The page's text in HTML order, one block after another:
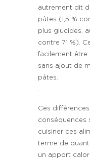
autrement dit
pâtes (1,5 %
plus glucides,
contre 71 %).
facilement être
sans ajout de
pâtes.
.
Ces
conséquences
cuisiner ces
terme de
un apport